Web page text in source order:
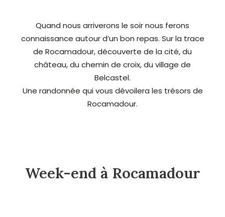
Quand nous arriverons le soir nous ferons
connaissance autour d’un bon repas. Sur la trace
de Rocamadour, découverte de la cité, du
château, du chemin de croix, du village de
Belcastel.
Une randonnée qui vous dévoilera les trésors de
Rocamadour.
Week-end à Rocamadour